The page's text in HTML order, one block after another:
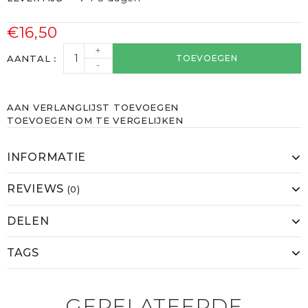
€16,50
AANTAL
+
-
TOEVOEGEN
AAN VERLANGLIJST TOEVOEGEN
TOEVOEGEN OM TE VERGELIJKEN
INFORMATIE
REVIEWS (0)
DELEN
TAGS